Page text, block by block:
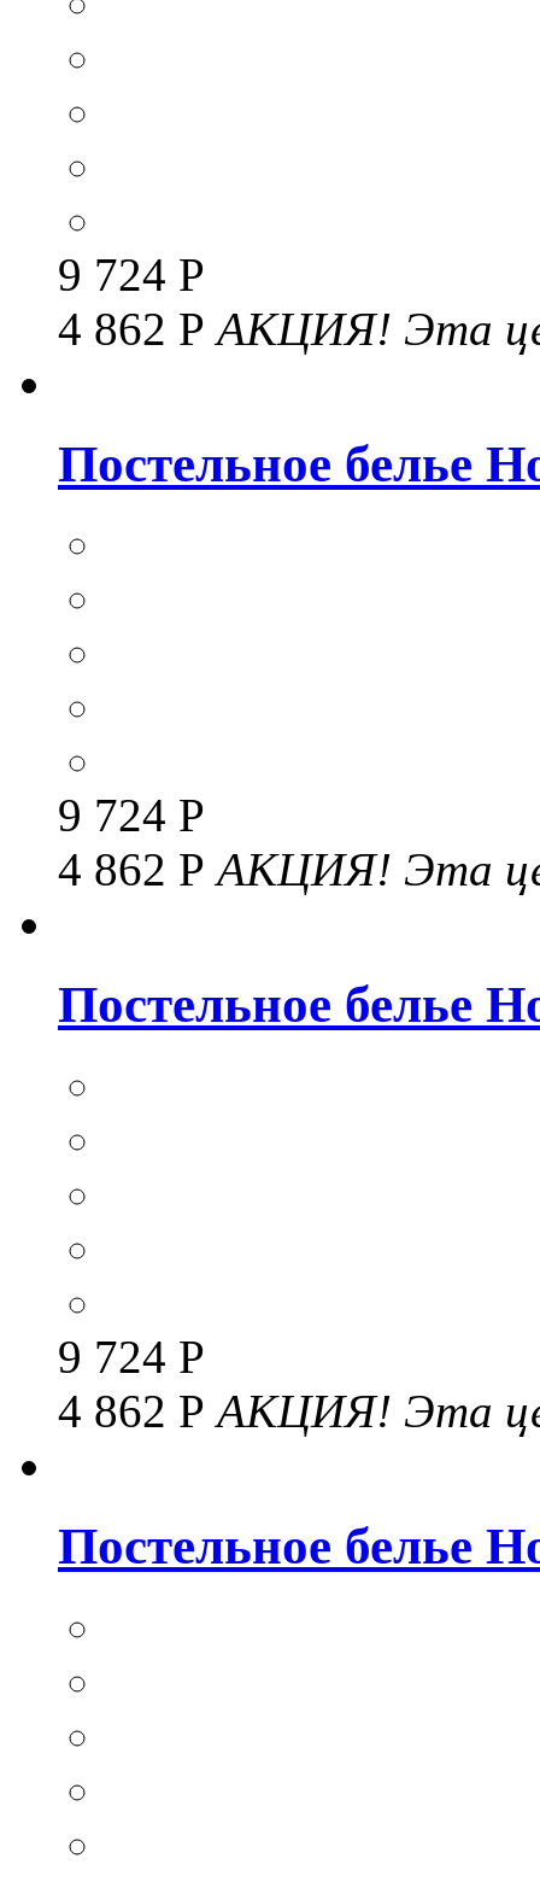
9 724 Р
4 862 РАКЦИЯ! Эта
Постельное белье
9 724 Р
4 862 РАКЦИЯ! Эта
Постельное белье
9 724 Р
4 862 РАКЦИЯ! Эта
Постельное белье